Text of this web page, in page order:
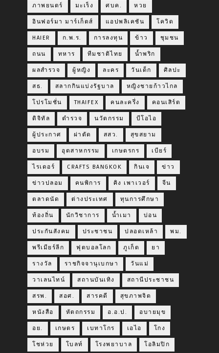
ภาพยนตร์ มะเร็ง ศบค. หวย
อินฟอร์มา มาร์เก็ตส์ แอปพลิเคชัน โควิด
HAIER ก.พ.ร. การลงทุน ข้าว ชุมชน
ถนน ทหาร ทีมชาติไทย น้ำพริก
ผลสำรวจ ผู้หญิง ละคร วันเด็ก ศิลปะ
สธ. สลากกินแบ่งรัฐบาล หญิงชายก้าวไกล
โปรโมชั่น THAIFEX คนละครึ่ง คอนเสิร์ต
ดิจิทัล ตำรวจ นวัตกรรม บีโอไอ
ผู้ประกาศ ผ่าตัด สสว. สุขสยาม
อบรม อุตสาหกรรม เกษตรกร เบียร์
ไรเดอร์ CRAFTS BANGKOK กินเจ ข่าว
ข่าวปลอม คนพิการ คิง เพาเวอร์ จีน
ตลาดนัด ต่างประเทศ ทุนการศึกษา
ท้องถิ่น นักวิชาการ น้ำเมา บ่อน
ประกันสังคม ประชาชน ปลอดเหล้า พม.
พรีเมียร์ลีก ฟุตบอลโลก ภูเก็ต ยา
รางวัล ราชกิจจานุเบกษา วันแม่
วาเลนไทน์ สถานบันเทิง สถานีประชาชน
สรพ. สอศ. สารคดี สุขภาพจิต
หนังสือ หัตถกรรม อ.อ.ป. อบายมุข
อย. เกษตร เบทาโกร เอไอ โกง
โชห่วย โบลท์ โรงพยาบาล โอลิมปิก